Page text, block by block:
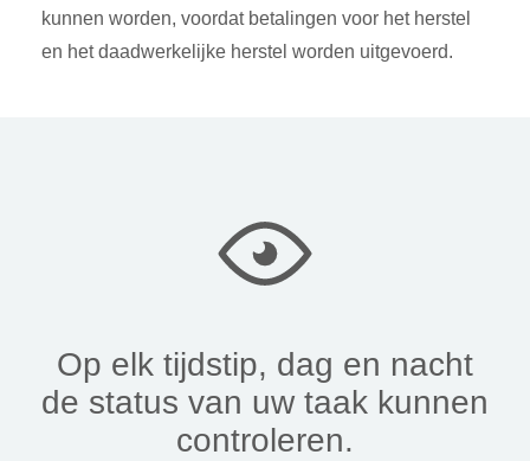
kunnen worden, voordat betalingen voor het herstel
en het daadwerkelijke herstel worden uitgevoerd.
Op elk tijdstip, dag en nacht
de status van uw taak kunnen
controleren.